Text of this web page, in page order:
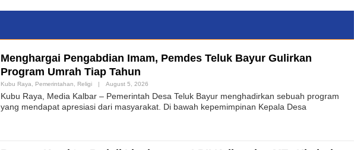
Menghargai Pengabdian Imam, Pemdes Teluk Bayur Gulirkan
Program Umrah Tiap Tahun
Kubu Raya Pemerintahan Religi | August 5, 2026
Kubu Raya, Media Kalbar – Pemerintah Desa Teluk Bayur menghadirkan sebuah program
yang mendapat apresiasi dari masyarakat. Di bawah kepemimpinan Kepala Desa